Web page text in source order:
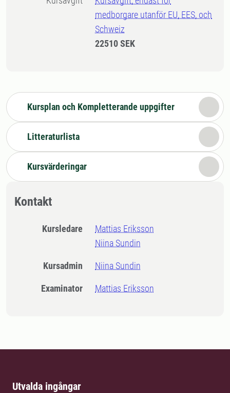
medborgare utanför EU, EES, och
Schweiz
22510 SEK
Kursplan och Kompletterande uppgifter
Litteraturlista
Kursvärderingar
Kontakt
Kursledare
Mattias Eriksson
Niina Sundin
Kursadmin Niina Sundin
Examinator Mattias Eriksson
Utvalda ingångar